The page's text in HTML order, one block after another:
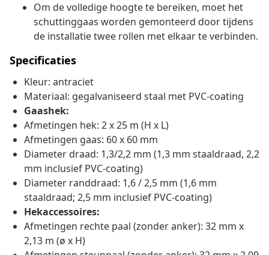
Om de volledige hoogte te bereiken, moet het
schuttinggaas worden gemonteerd door tijdens
de installatie twee rollen met elkaar te verbinden.
Specificaties
Kleur: antraciet
Materiaal: gegalvaniseerd staal met PVC-coating
Gaashek:
Afmetingen hek: 2 x 25 m (H x L)
Afmetingen gaas: 60 x 60 mm
Diameter draad: 1,3/2,2 mm (1,3 mm staaldraad, 2,2
mm inclusief PVC-coating)
Diameter randdraad: 1,6 / 2,5 mm (1,6 mm
staaldraad; 2,5 mm inclusief PVC-coating)
Hekaccessoires:
Afmetingen rechte paal (zonder anker): 32 mm x
2,13 m (ø x H)